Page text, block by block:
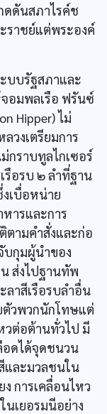
ดดันสภาไรค์ช
ราชย์แต่พระองค์
บบรัฐสภาและ
อมพลเรือ ฟรันซ์
Hipper) ไม่
วงเตรียมการ
กราบทูลไกเซอร์
รือรบ ๒ ลำที่ฐาน
งเบื่อหน่าย
ารและการ
ตามคำสั่งและก่อ
บกุมผู้นำของ
ส่งไปฐานทัพ
ลาสีเรือรบลำอื่น
วพวกนักโทษแต่
วต่อต้านทั่วไป มี
อดได้จุดชนวน
และมวลชนใน
การเคลื่อนไหว
นเยอรมนีอย่าง